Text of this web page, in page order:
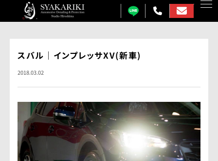
プロテクションフィルム
カーフィルム
カーラッピング
ガラス研磨
しゃかりきについて
スバル｜インプレッサXV(新車)
2018.03.02